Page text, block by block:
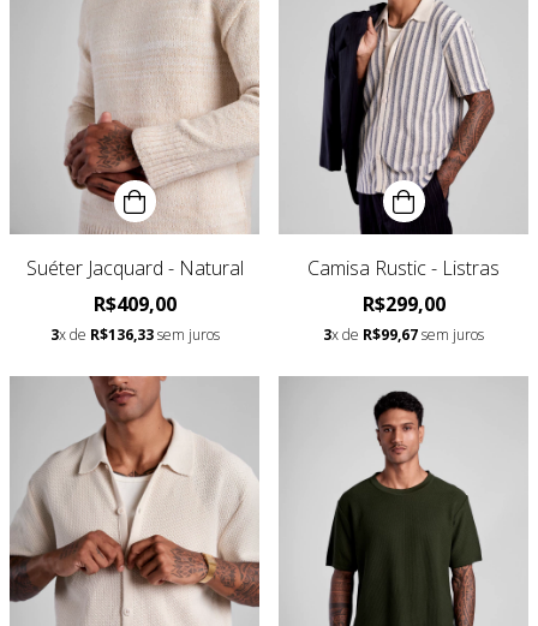
Suéter Jacquard - Natural
R$409,00
3x de R$136,33sem juros
Camisa Rustic - Listras
R$299,00
3x de R$99,67sem juros